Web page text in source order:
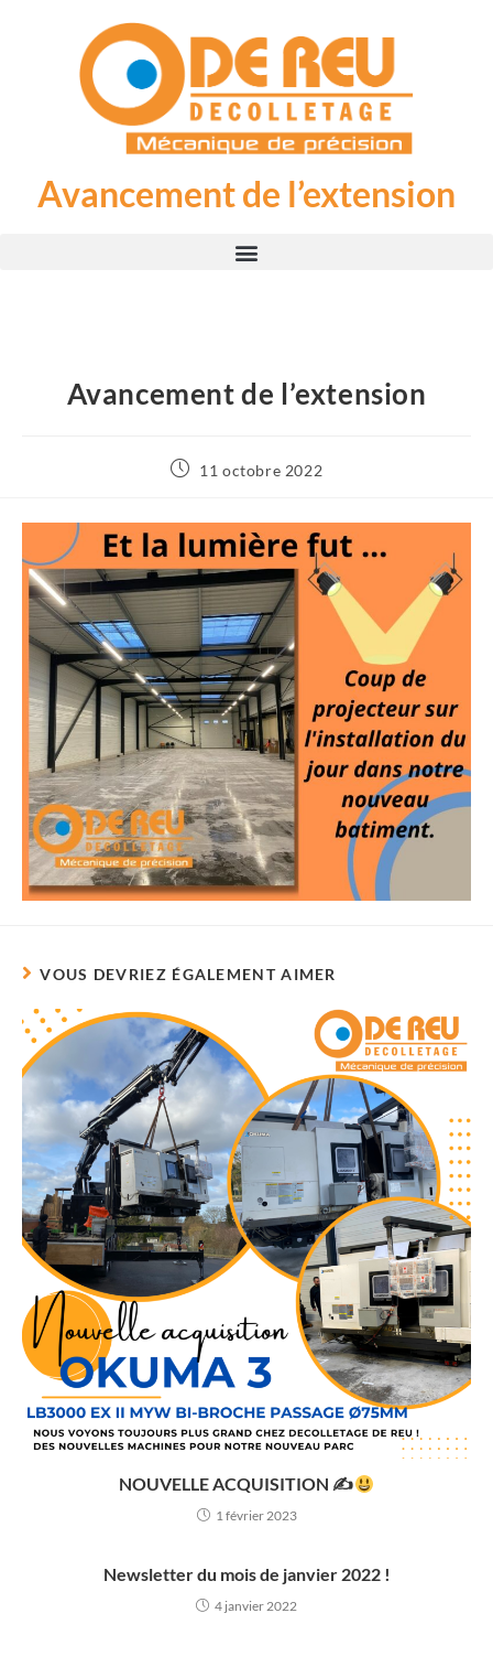
Avancement de l’extension
Avancement de l’extension
11 octobre 2022
VOUS DEVRIEZ ÉGALEMENT AIMER
NOUVELLE ACQUISITION ✍
1 février 2023
Newsletter du mois de janvier 2022 !
4 janvier 2022